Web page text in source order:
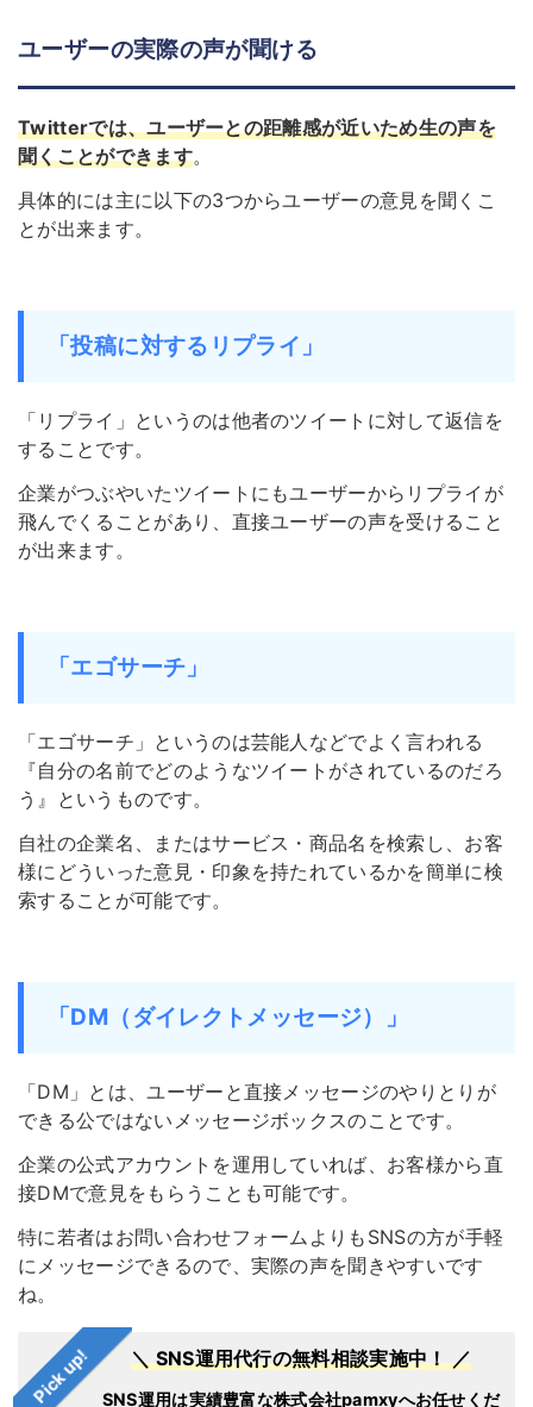
ユーザーの実際の声が聞ける
Twitterでは、ユーザーとの距離感が近いため生の声を
聞くことができます。
具体的には主に以下の3つからユーザーの意見を聞くこ
とが出来ます。
「投稿に対するリプライ」
「リプライ」というのは他者のツイートに対して返信を
することです。
企業がつぶやいたツイートにもユーザーからリプライが
飛んでくることがあり、直接ユーザーの声を受けること
が出来ます。
「エゴサーチ」
「エゴサーチ」というのは芸能人などでよく言われる
『自分の名前でどのようなツイートがされているのだろ
う』というものです。
自社の企業名、またはサービス・商品名を検索し、お客
様にどういった意見・印象を持たれているかを簡単に検
索することが可能です。
「DM（ダイレクトメッセージ）」
「DM」とは、ユーザーと直接メッセージのやりとりが
できる公ではないメッセージボックスのことです。
企業の公式アカウントを運用していれば、お客様から直
接DMで意見をもらうことも可能です。
特に若者はお問い合わせフォームよりもSNSの方が手軽
にメッセージできるので、実際の声を聞きやすいです
ね。
Pick up! ＼ SNS運用代行の無料相談実施中！ ／
SNS運用は実績豊富な株式会社pamxyへお任せくだ